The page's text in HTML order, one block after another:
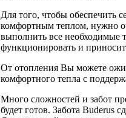
Для того, чтобы обеспечить
комфортным теплом, нужно
выполнить все необходимые
функционировать и
От отопления Вы можете
комфортного тепла с
Много сложностей и забот
будет готов. Забота Buderus